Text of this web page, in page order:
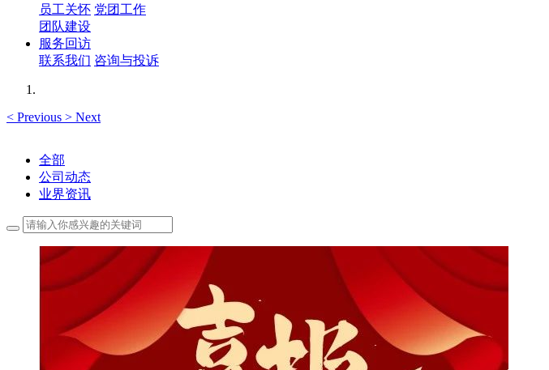
员工关怀 党团工作
团队建设
服务回访
联系我们 咨询与投诉
< Previous > Next
全部
公司动态
业界资讯